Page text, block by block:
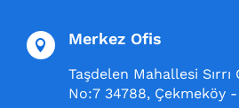
 Merkez Ofis
Taşdelen Mahallesi Sırrı
No:7 34788, Çekmeköy